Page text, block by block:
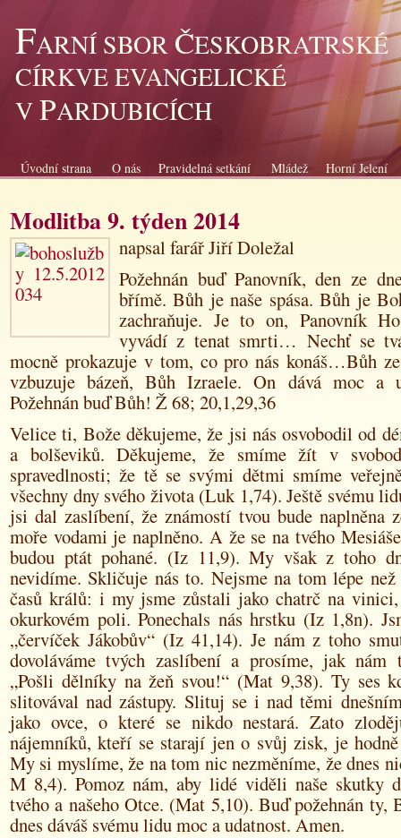
FARNÍ SBOR ČESKOBRATRSKÉ
CÍRKVE EVANGELICKÉ
VPARDUBICÍCH
Úvodní strana O nás Pravidelná setkání Mládež Horní Jelení
Modlitba 9. týden 2014
napsal farář Jiří Doležal
Požehnán buď Panovník, den ze
břímě. Bůh je naše spása. Bůh je
zachraňuje. Je to on, Panovník
vyvádí z tenat smrti… Nechť se
mocně prokazuje v tom, co pro nás konáš…Bůh
vzbuzuje bázeň, Bůh Izraele. On dává moc a
Požehnán buď Bůh! Ž 68; 20,1,29,36
Velice ti, Bože děkujeme, že jsi nás osvobodil od
a bolševiků. Děkujeme, že smíme žít v
spravedlnosti; že tě se svými dětmi smíme
všechny dny svého života (Luk 1,74). Ještě svému
jsi dal zaslíbení, že známostí tvou bude naplněna
moře vodami je naplněno. A že se na tvého
budou ptát pohané. (Iz 11,9). My však z toho
nevidíme. Skličuje nás to. Nejsme na tom lépe
časů králů: i my jsme zůstali jako chatrč na
okurkovém poli. Ponechals nás hrstku (Iz 1,8n).
„červíček Jákobův“ (Iz 41,14). Je nám z toho
dovoláváme tvých zaslíbení a prosíme, jak nám
„Pošli dělníky na žeň svou!“ (Mat 9,38). Ty ses
slitovával nad zástupy. Slituj se i nad těmi
jako ovce, o které se nikdo nestará. Zato
nájemníků, kteří se starají jen o svůj zisk, je
My si myslíme, že na tom nic nezměníme, že dnes
M 8,4). Pomoz nám, aby lidé viděli naše skutky
tvého a našeho Otce. (Mat 5,10). Buď požehnán ty,
dnes dáváš svému lidu moc a udatnost. Amen.